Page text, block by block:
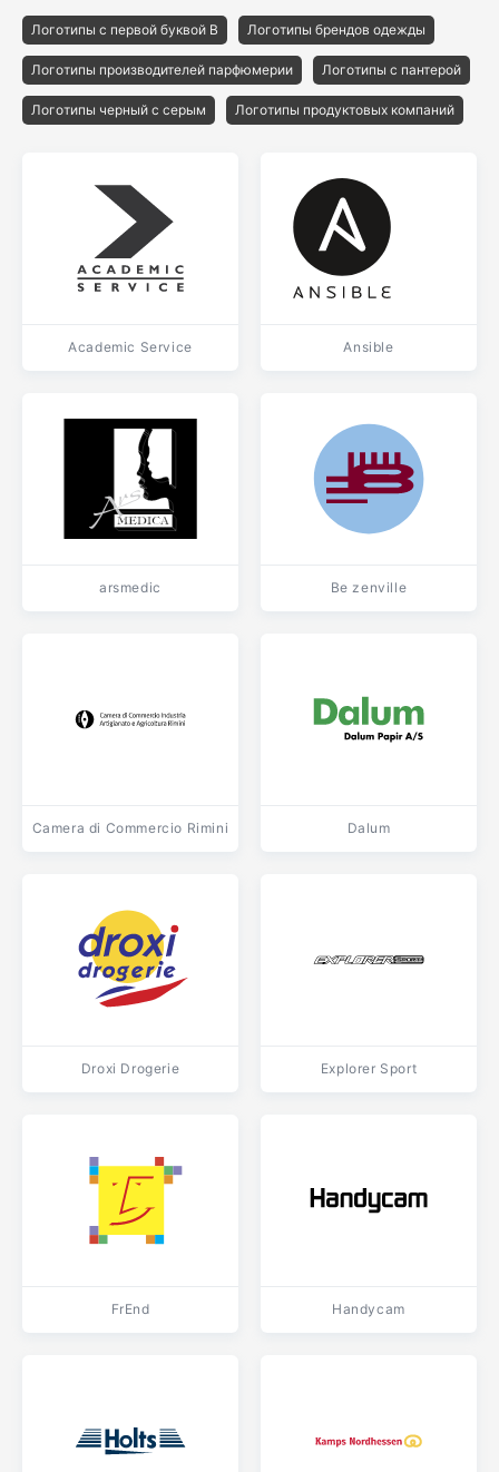
Логотипы с первой буквой B Логотипы брендов одежды
Логотипы производителей парфюмерии Логотипы с пантерой
Логотипы черный с серым Логотипы продуктовых компаний
Academic Service Ansible
arsmedic Be zenville
Camera di Commercio Rimini Dalum
Droxi Drogerie Explorer Sport
FrEnd Handycam